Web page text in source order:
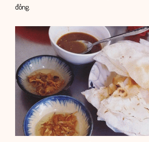
đồng.